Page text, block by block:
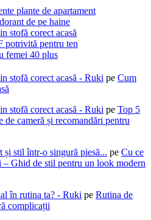
plante de apartament
de pe haine
stofă corect acasă
potrivită pentru ten
femei 40 plus
stofă corect acasă - Ruki pe Cum
stofă corect acasă - Ruki pe Top 5
de cameră și recomandări pentru
stil într-o singură piesă... pe Cu ce
– Ghid de stil pentru un look modern
în rutina ta? - Ruki pe Rutina de
complicații